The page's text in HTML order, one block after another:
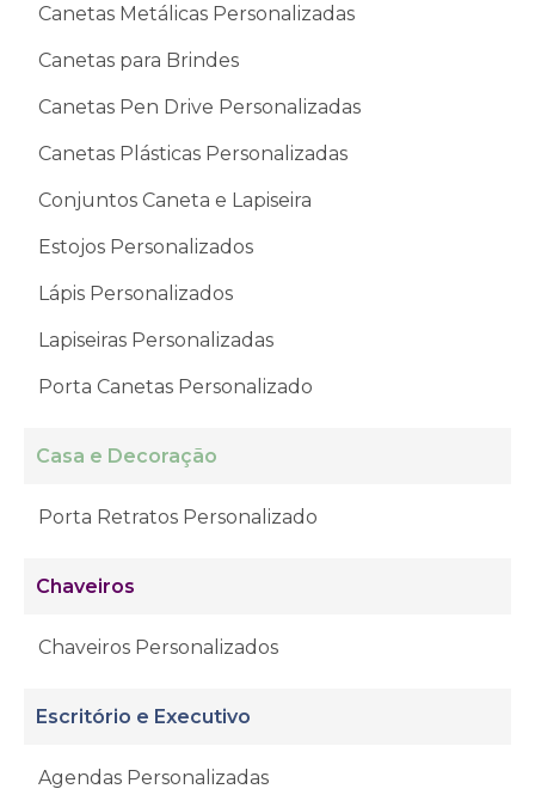
Canetas Metálicas Personalizadas
Canetas para Brindes
Canetas Pen Drive Personalizadas
Canetas Plásticas Personalizadas
Conjuntos Caneta e Lapiseira
Estojos Personalizados
Lápis Personalizados
Lapiseiras Personalizadas
Porta Canetas Personalizado
Casa e Decoração
Porta Retratos Personalizado
Chaveiros
Chaveiros Personalizados
Escritório e Executivo
Agendas Personalizadas